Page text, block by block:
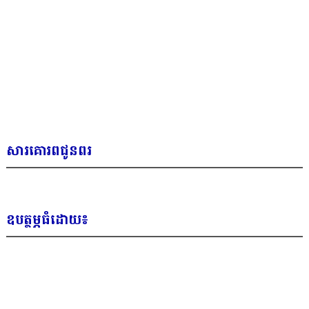
សារគោរពជូនពរ
ឧបត្ថម្ភធំដោយ៖